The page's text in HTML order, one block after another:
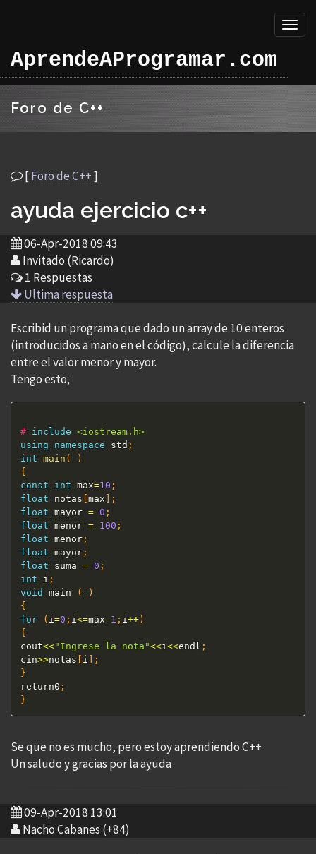
AprendeAProgramar.com
Foro de C++
[Foro de C++]
ayuda ejercicio c++
06-Apr-2018 09:43
Invitado (Ricardo)
1 Respuestas
Ultima respuesta
Escribid un programa que dado un array de 10 enteros
(introducidos a mano en el código), calcule la diferencia
entre el valor menor y mayor.
Tengo esto;
# include <iostream.h>
using
namespace std ;
int main (
)
{
const
int max=10 ;
float notas max
;
float mayor = 0 ;
float menor = 100 ;
float menor ;
float mayor ;
float suma = 0 ;
int i ;
void
main (
)
{
for
( i=0 ; i<=max - 1 ; i++ )
{
cout<<"Ingrese la nota"<<i<<endl ;
cin>>notas i
;
}
return0 ;
}
Se que no es mucho, pero estoy aprendiendo C++
Un saludo y gracias por la ayuda
09-Apr-2018 13:01
Nacho Cabanes (+84)